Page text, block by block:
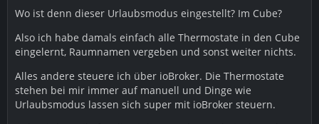
Wo ist denn dieser Urlaubsmodus eingestellt? Im Cube?
Also ich habe damals einfach alle Thermostate in den Cube
eingelernt, Raumnamen vergeben und sonst weiter nichts.
Alles andere steuere ich über ioBroker. Die Thermostate
stehen bei mir immer auf manuell und Dinge wie
Urlaubsmodus lassen sich super mit ioBroker steuern.